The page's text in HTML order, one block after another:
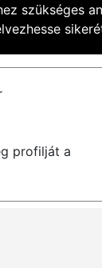
szükséges
profilját a